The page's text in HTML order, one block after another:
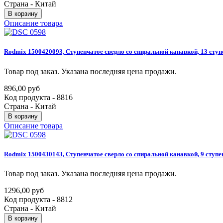
Страна - Китай
В корзину
Описание товара
Rodmix 1500420093, Ступенчатое сверло со спиральной канавкой, 13
Товар под заказ. Указана последняя цена продажи.
896,00 руб
Код продукта - 8816
Страна - Китай
В корзину
Описание товара
Rodmix 1500430143, Ступенчатое сверло со спиральной канавкой, 9
Товар под заказ. Указана последняя цена продажи.
1296,00 руб
Код продукта - 8812
Страна - Китай
В корзину